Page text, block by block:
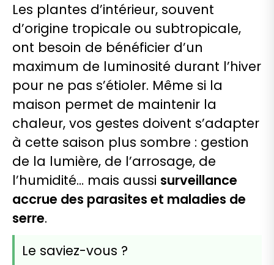
Les plantes d’intérieur, souvent
d’origine tropicale ou subtropicale,
ont besoin de bénéficier d’un
maximum de luminosité durant l’hiver
pour ne pas s’étioler. Même si la
maison permet de maintenir la
chaleur, vos gestes doivent s’adapter
à cette saison plus sombre : gestion
de la lumière, de l’arrosage, de
l’humidité… mais aussi surveillance
accrue des parasites et maladies de
serre.
Le saviez-vous ?